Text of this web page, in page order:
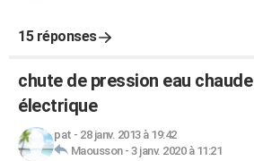
15 réponses
chute de pression eau
électrique
pat - 28 janv. 2013 à 19:42
Maousson- 3 janv. 2020 à 11:21